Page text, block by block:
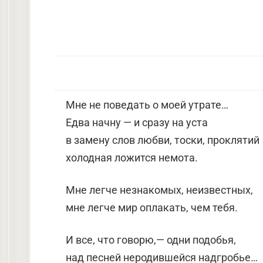
Мне не поведать о моей утрате…
Едва начну — и сразу на уста
в замену слов любви, тоски, проклятий
холодная ложится немота.
Мне легче незнакомых, неизвестных,
мне легче мир оплакать, чем тебя.
И все, что говорю,— одни подобья,
над песней неродившейся надгробье…